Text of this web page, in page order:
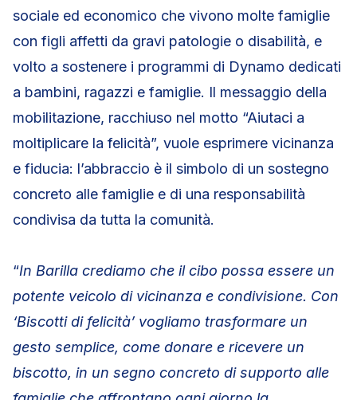
sociale ed economico che vivono molte famiglie
con figli affetti da gravi patologie o disabilità, e
volto a sostenere i programmi di Dynamo dedicati
a bambini, ragazzi e famiglie. Il messaggio della
mobilitazione, racchiuso nel motto “Aiutaci a
moltiplicare la felicità”, vuole esprimere vicinanza
e fiducia: l’abbraccio è il simbolo di un sostegno
concreto alle famiglie e di una responsabilità
condivisa da tutta la comunità.
“In Barilla crediamo che il cibo possa essere un
potente veicolo di vicinanza e condivisione. Con
‘Biscotti di felicità’ vogliamo trasformare un
gesto semplice, come donare e ricevere un
biscotto, in un segno concreto di supporto alle